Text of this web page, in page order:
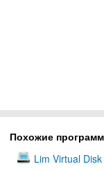
Похожие
Lim Virtual Disk